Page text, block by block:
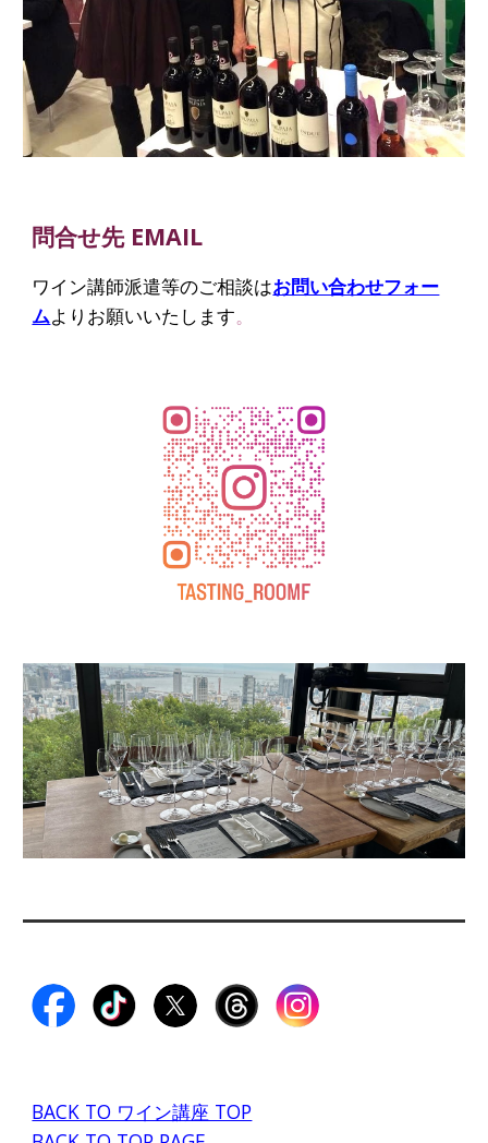
問合せ先 EMAIL
ワイン講師派遣等のご相談はお問い合わせフォー
ムよりお願いいたします。
BACK TO ワイン講座 TOP